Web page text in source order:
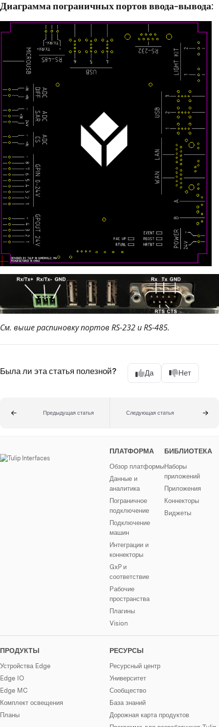
Диаграмма пограничных портов ввода-вывода:
См. выше распиновку портов RS-232 и RS-485.
Была ли эта статья полезной? Да Нет
Предыдущая статья Следующая статья
ПЛАТФОРМА
Обзор платформы
Данные и
аналитика
Пограничное
подключение
Подключение
машин
Интеграции и
коннекторы
GxP и
соответствие
Рабочие
пространства
Плагины
Vision
БИБЛИОТЕКА
Наборы
приложений
Приложения
Коннекторы
Виджеты
ПРОДУКТЫ
Устройства Edge
Edge IO
Edge MC
Комплект освещения
Планы
РЕСУРСЫ
Ресурсный центр
Университет
Сообщество
База знаний
Дорожная карта продуктов